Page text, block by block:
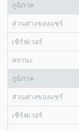
ภูมิภาค
ส่วนต่างของแชร์
เซิร์ฟเวอร์
สถานะ
ภูมิภาค
ส่วนต่างของแชร์
เซิร์ฟเวอร์